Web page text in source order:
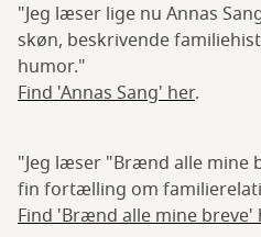
"Jeg læser lige nu Annas
skøn, beskrivende
humor."
Find 'Annas Sang' her.
"Jeg læser "Brænd alle mine
fin fortælling om
Find 'Brænd alle mine breve'